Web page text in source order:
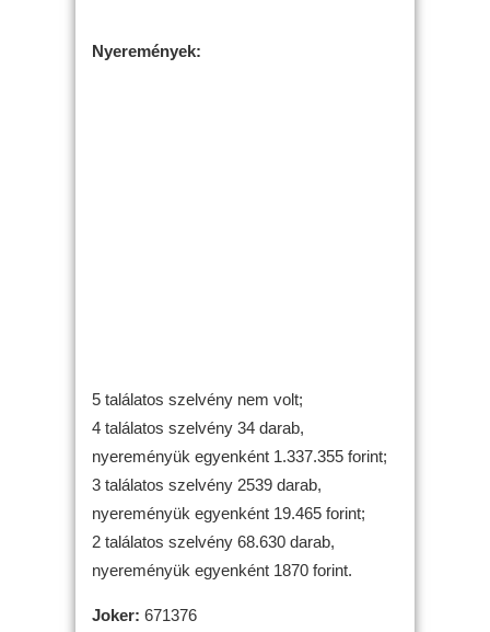
Nyeremények:
5 találatos szelvény nem volt;
4 találatos szelvény 34 darab,
nyereményük egyenként 1.337.355 forint;
3 találatos szelvény 2539 darab,
nyereményük egyenként 19.465 forint;
2 találatos szelvény 68.630 darab,
nyereményük egyenként 1870 forint.
Joker: 671376